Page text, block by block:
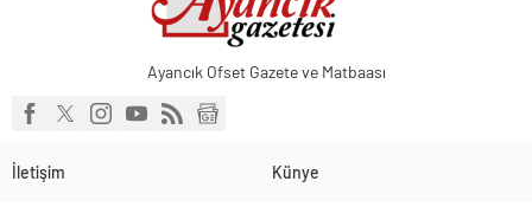
Ayancık Ofset Gazete ve Matbaası
İletişim Künye